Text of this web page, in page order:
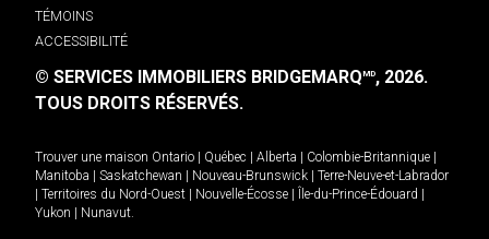
TÉMOINS
ACCESSIBILITÉ
© SERVICES IMMOBILIERS BRIDGEMARQMD, 2026.
TOUS DROITS RÉSERVÉS.
Trouver une maison Ontario | Québec | Alberta | Colombie-Britannique |
Manitoba | Saskatchewan | Nouveau-Brunswick | Terre-Neuve-et-Labrador
| Territoires du Nord-Ouest | Nouvelle-Écosse | Île-du-Prince-Édouard |
Yukon | Nunavut